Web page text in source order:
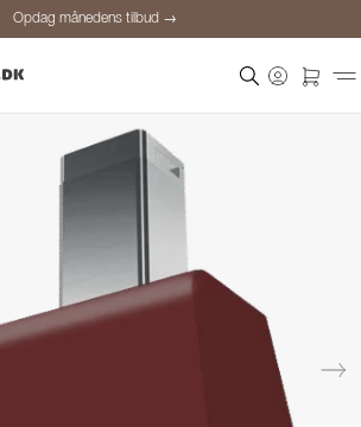
Opdag månedens tilbud →
Prisgaranti
Personlig rådgivning